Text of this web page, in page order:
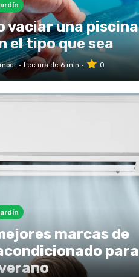
vaciar una piscina
el tipo que sea
Lectura de 6 min 0
marcas de
para